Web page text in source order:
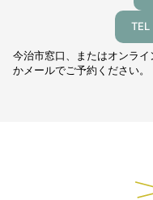
今治市窓口、またはオンラ
かメールでご予約ください。